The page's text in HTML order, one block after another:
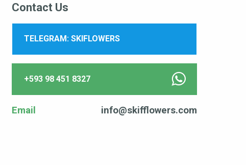
Contact Us
TELEGRAM: SKIFLOWERS
+593 98 451 8327
Email info@skifflowers.com